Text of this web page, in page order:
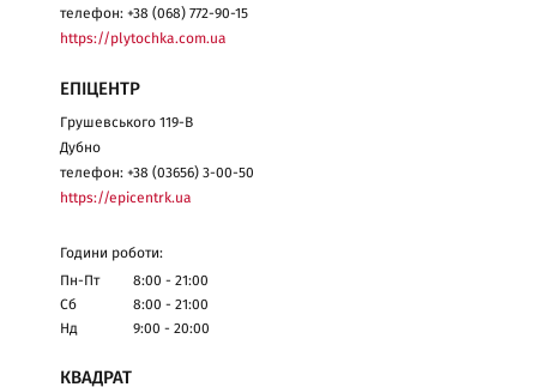
телефон: +38 (068) 772-90-15
https://plytochka.com.ua
ЕПІЦЕНТР
Грушевського 119-В
Дубно
телефон: +38 (03656) 3-00-50
https://epicentrk.ua
Години роботи:
Пн-Пт
8:00 - 21:00
Сб
8:00 - 21:00
Нд
9:00 - 20:00
КВАДРАТ